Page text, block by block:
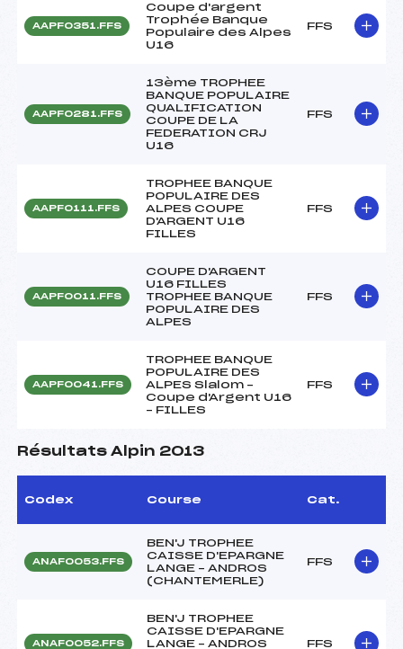
AAPF0351.FFS
Coupe d'argent
Trophée Banque
Populaire des Alpes
U16
FFS
AAPF0281.FFS
13ème TROPHEE
BANQUE POPULAIRE
QUALIFICATION
COUPE DE LA
FEDERATION CRJ
U16
FFS
AAPF0111.FFS
TROPHEE BANQUE
POPULAIRE DES
ALPES COUPE
D'ARGENT U16
FILLES
FFS
AAPF0011.FFS
COUPE D'ARGENT
U16 FILLES
TROPHEE BANQUE
POPULAIRE DES
ALPES
FFS
AAPF0041.FFS
TROPHEE BANQUE
POPULAIRE DES
ALPES Slalom –
Coupe d'Argent U16
– FILLES
FFS
Résultats Alpin 2013
Codex Course Cat.
ANAF0053.FFS
BEN'J TROPHEE
CAISSE D'EPARGNE
LANGE – ANDROS
(CHANTEMERLE)
FFS
ANAF0052.FFS
BEN'J TROPHEE
CAISSE D'EPARGNE
LANGE – ANDROS
FFS